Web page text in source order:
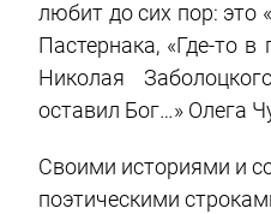
любит до сих пор: это
Пастернака, «Где-то
Николая
оставил Бог…» Олега
Своими историями и
поэтическими